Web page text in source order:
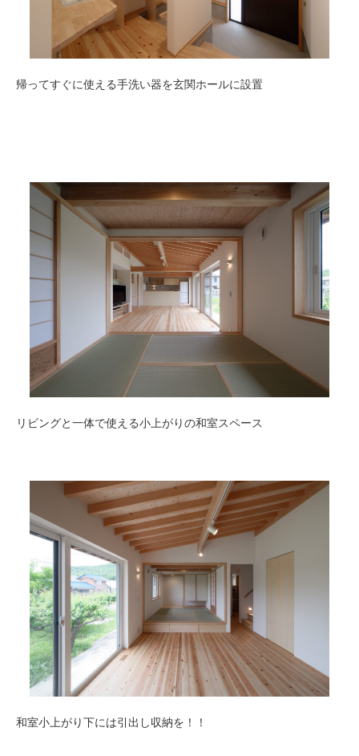
帰ってすぐに使える手洗い器を玄関ホールに設置
リビングと一体で使える小上がりの和室スペース
和室小上がり下には引出し収納を！！